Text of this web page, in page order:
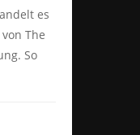
es
The
So